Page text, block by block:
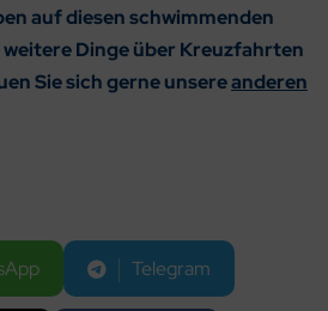
auf diesen schwimmenden
weitere Dinge über Kreuzfahrten
Sie sich gerne unsereanderen
Telegram